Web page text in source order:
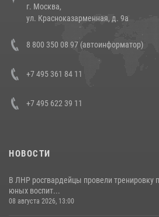
14 июля 2026, 12:20
Состоялась рабочая встреча директора
генерала армии Виктора Золотова с
представителя Президента Российской
Кавказском федеральном округе
г. Москва,
ул. Красноказарменная, д. 9а
8 800 350 08 97 (автоинформатор)
+7 495 361 84 11
+7 495 622 39 11
НОВОСТИ
В ЛНР росгвардейцы провели тренировку
юных воспит...
08 августа 2026, 13:00